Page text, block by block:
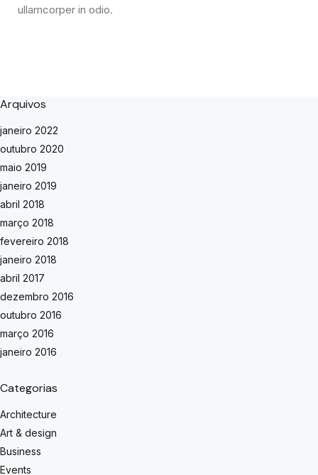
ullamcorper in odio.
Arquivos
janeiro 2022
outubro 2020
maio 2019
janeiro 2019
abril 2018
março 2018
fevereiro 2018
janeiro 2018
abril 2017
dezembro 2016
outubro 2016
março 2016
janeiro 2016
Categorias
Architecture
Art & design
Business
Events